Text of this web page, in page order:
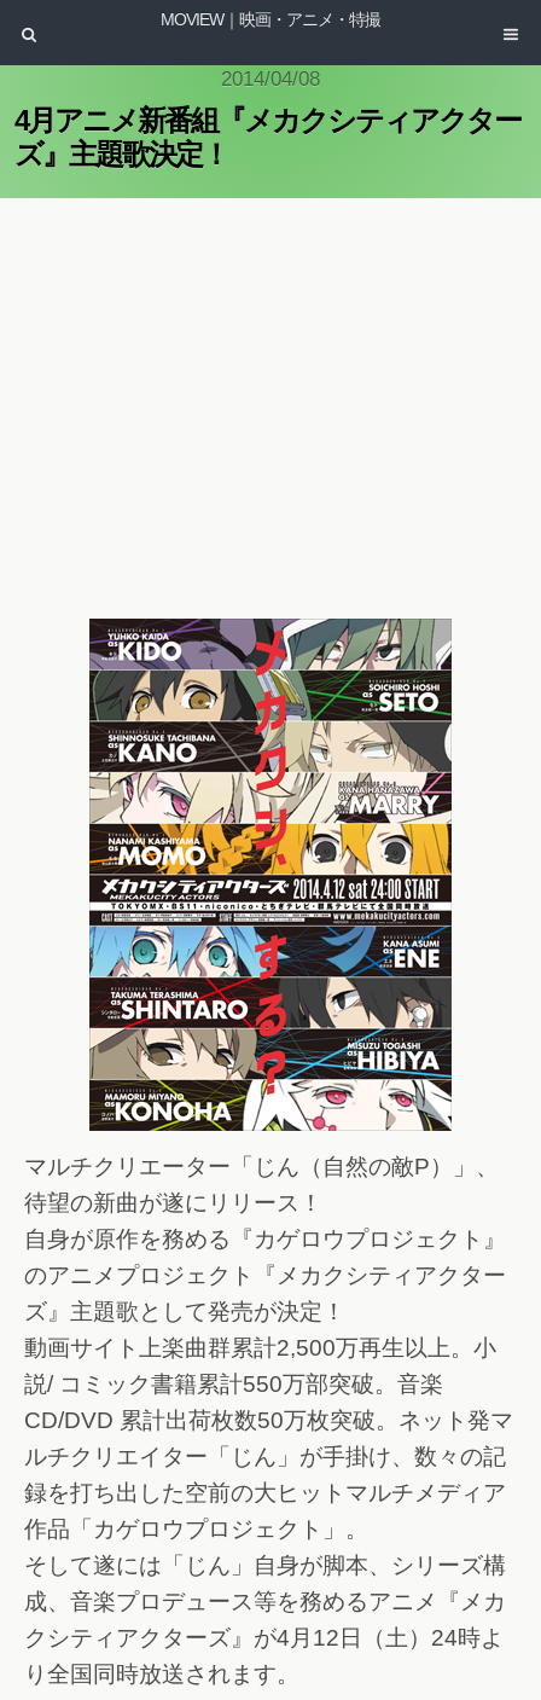
MOVIEW｜映画・アニメ・特撮
2014/04/08
4月アニメ新番組『メカクシティアクター
ズ』主題歌決定！
マルチクリエーター「じん（自然の敵P）」、
待望の新曲が遂にリリース！
自身が原作を務める『カゲロウプロジェクト』
のアニメプロジェクト『メカクシティアクター
ズ』主題歌として発売が決定！
動画サイト上楽曲群累計2,500万再生以上。小
説/ コミック書籍累計550万部突破。音楽
CD/DVD 累計出荷枚数50万枚突破。ネット発マ
ルチクリエイター「じん」が手掛け、数々の記
録を打ち出した空前の大ヒットマルチメディア
作品「カゲロウプロジェクト」。
そして遂には「じん」自身が脚本、シリーズ構
成、音楽プロデュース等を務めるアニメ『メカ
クシティアクターズ』が4月12日（土）24時よ
り全国同時放送されます。